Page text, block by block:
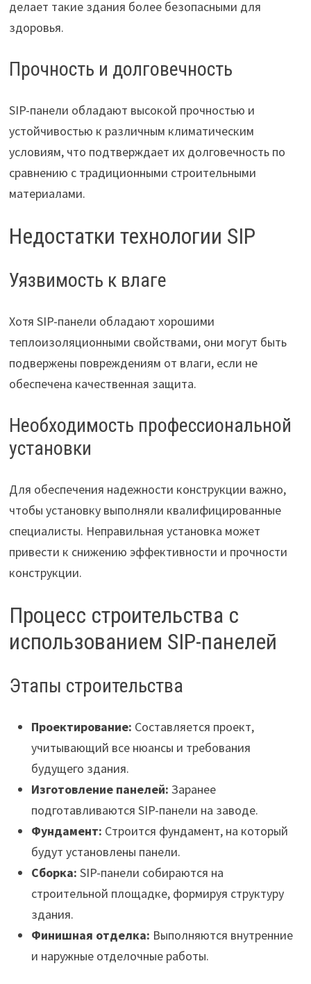
делает такие здания более безопасными для
здоровья.
Прочность и долговечность
SIP-панели обладают высокой прочностью и
устойчивостью к различным климатическим
условиям, что подтверждает их долговечность по
сравнению с традиционными строительными
материалами.
Недостатки технологии SIP
Уязвимость к влаге
Хотя SIP-панели обладают хорошими
теплоизоляционными свойствами, они могут быть
подвержены повреждениям от влаги, если не
обеспечена качественная защита.
Необходимость профессиональной
установки
Для обеспечения надежности конструкции важно,
чтобы установку выполняли квалифицированные
специалисты. Неправильная установка может
привести к снижению эффективности и прочности
конструкции.
Процесс строительства с
использованием SIP-панелей
Этапы строительства
Проектирование: Составляется проект,
учитывающий все нюансы и требования
будущего здания.
Изготовление панелей: Заранее
подготавливаются SIP-панели на заводе.
Фундамент: Строится фундамент, на который
будут установлены панели.
Сборка: SIP-панели собираются на
строительной площадке, формируя структуру
здания.
Финишная отделка: Выполняются внутренние
и наружные отделочные работы.